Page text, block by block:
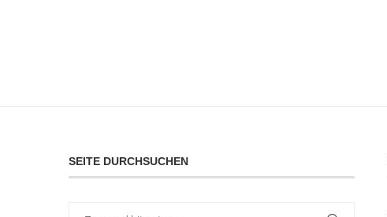
SEITE DURCHSUCHEN